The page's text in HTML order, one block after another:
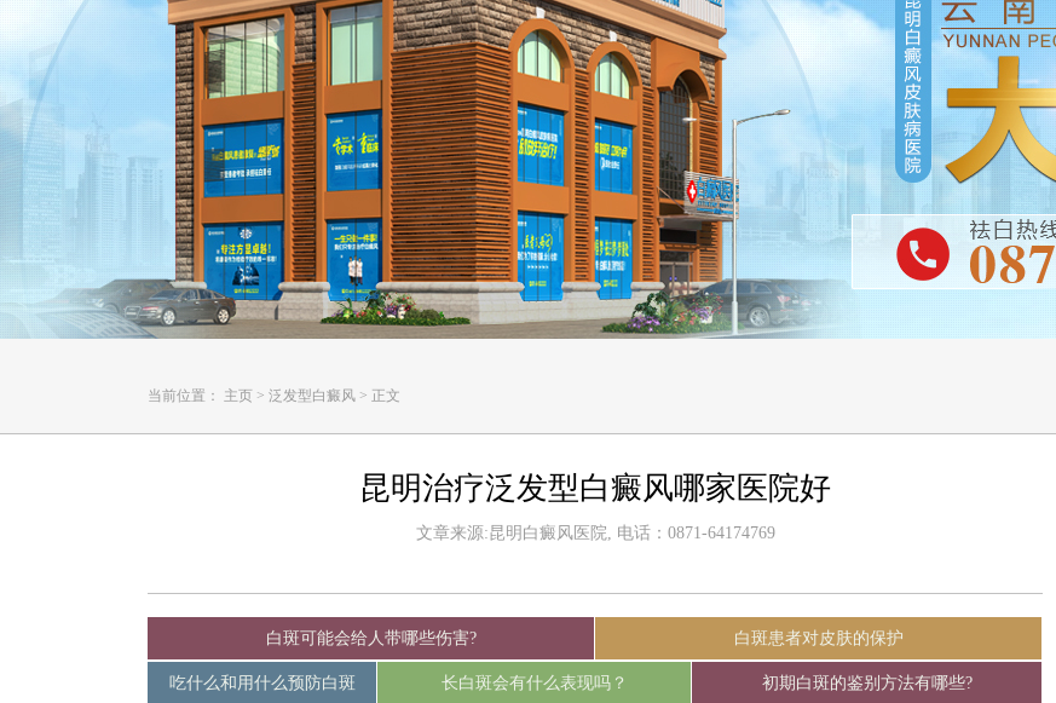
当前位置： 主页 > 泛发型白癜风 > 正文
昆明治疗泛发型白癜风哪家医院好
文章来源:昆明白癜风医院, 电话：0871-64174769
白斑可能会给人带哪些伤害? 白斑患者对皮肤的保护
吃什么和用什么预防白斑 长白斑会有什么表现吗？ 初期白斑的鉴别方法有哪些?